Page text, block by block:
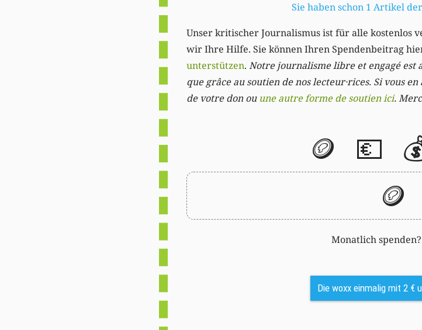
Sie haben schon 1 Artikel
Unser kritischer Journalismus ist für alle kostenlos
wir Ihre Hilfe. Sie können Ihren Spendenbeitrag
unterstützen. Notre journalisme libre et engagé est
que grâce au soutien de nos lecteur·rices. Si vous
de votre don ou une autre forme de soutien ici.
🪙 💶
🪙
Monatlich spenden?
Die woxx einmalig mit 2 €